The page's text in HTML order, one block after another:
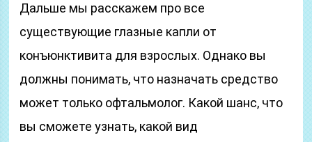
Дальше мы расскажем про все
существующие глазные капли от
конъюнктивита для взрослых. Однако вы
должны понимать, что назначать средство
может только офтальмолог. Какой шанс, что
вы сможете узнать, какой вид